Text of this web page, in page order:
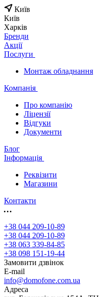
Київ
Київ
Харків
Бренди
Акції
Послуги
Монтаж обладнання
Компанія
Про компанію
Ліцензії
Відгуки
Документи
Блог
Інформація
Реквізити
Магазини
Контакти
+38 044 209-10-89
+38 044 209-10-89
+38 063 339-84-85
+38 098 151-19-44
Замовити дзвінок
E-mail
info@domofone.com.ua
Адреса